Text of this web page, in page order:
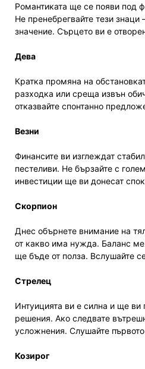
Романтиката ще се появи под
Не пренебрегвайте тези знаци
значение. Сърцето ви е
Дева
Кратка промяна на
разходка или среща извън
отказвайте спонтанно
Везни
Финансите ви изглеждат
пестеливи. Не бързайте с
инвестиции ще ви донесат
Скорпион
Днес обърнете внимание на
от какво има нужда. Баланс
ще бъде от полза. Вслушайте
Стрелец
Интуицията ви е силна и ще ви
решения. Ако следвате
усложнения. Слушайте
Козирог